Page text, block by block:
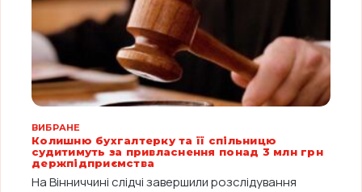
ВИБРАНЕ
Колишню бухгалтерку та її спільницю
судитимуть за привласнення понад 3 млн грн
держпідприємства
На Вінниччині слідчі завершили розслідування